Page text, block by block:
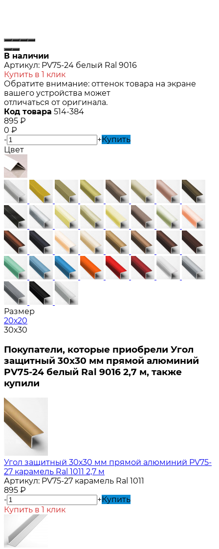
В наличии
Артикул: PV75-24 белый Ral 9016
Купить в 1 клик
Обратите внимание: оттенок товара на экране
вашего устройства может
отличаться от оригинала.
Код товара 514-384
895 ₽
0 ₽
-
+Купить
Цвет
Размер
20х20
30х30
Покупатели, которые приобрели Угол
защитный 30х30 мм прямой алюминий
PV75-24 белый Ral 9016 2,7 м, также
купили
Угол защитный 30х30 мм прямой алюминий PV75-
27 карамель Ral 1011 2,7 м
Артикул: PV75-27 карамель Ral 1011
895 ₽
-
+ Купить
Купить в 1 клик